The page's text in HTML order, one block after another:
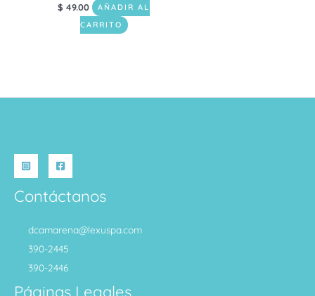
$ 49.00
AÑADIR AL
CARRITO
Contáctanos
dcamarena@lexuspa.com
390-2445
390-2446